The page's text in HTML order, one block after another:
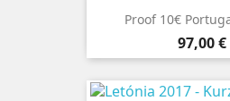
Proof 10€
Preço
97,00 €